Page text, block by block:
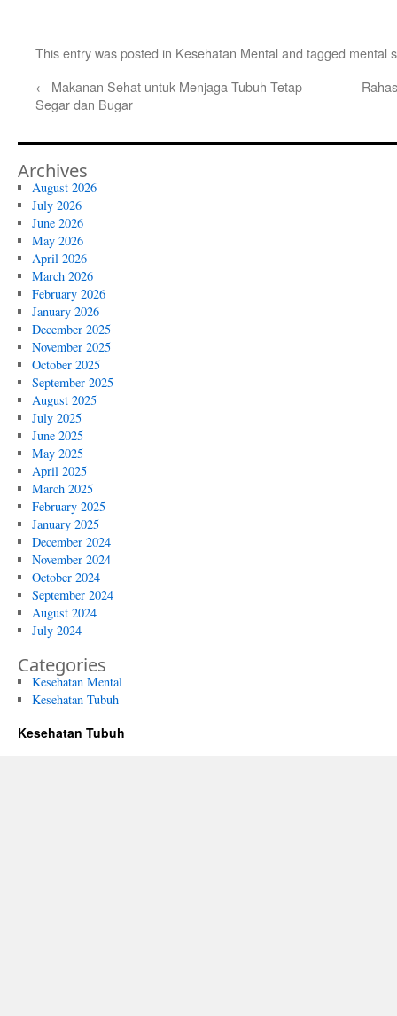
This entry was posted in Kesehatan Mental and tagged mental
← Makanan Sehat untuk Menjaga Tubuh Tetap
Segar dan Bugar
Archives
August 2026
July 2026
June 2026
May 2026
April 2026
March 2026
February 2026
January 2026
December 2025
November 2025
October 2025
September 2025
August 2025
July 2025
June 2025
May 2025
April 2025
March 2025
February 2025
January 2025
December 2024
November 2024
October 2024
September 2024
August 2024
July 2024
Categories
Kesehatan Mental
Kesehatan Tubuh
Kesehatan Tubuh